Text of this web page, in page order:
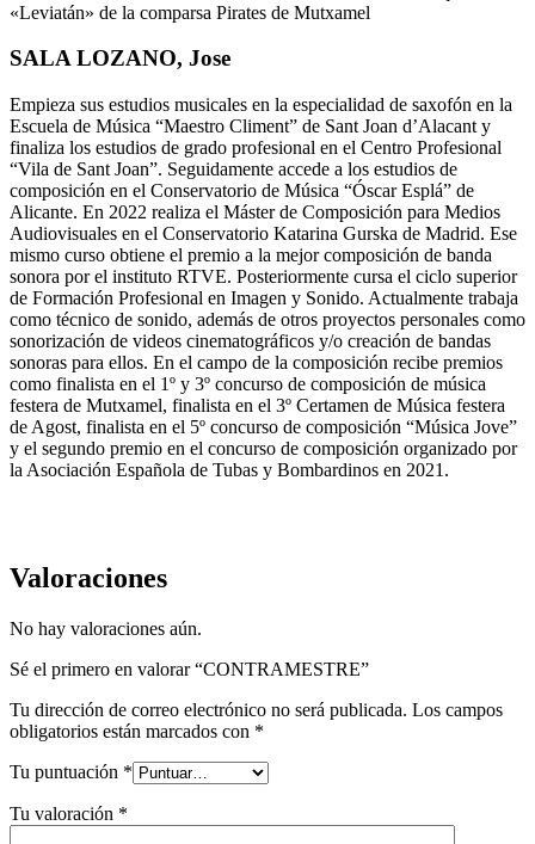
«Leviatán» de la comparsa Pirates de Mutxamel
SALA LOZANO, Jose
Empieza sus estudios musicales en la especialidad de saxofón en la
Escuela de Música “Maestro Climent” de Sant Joan d’Alacant y
finaliza los estudios de grado profesional en el Centro Profesional
“Vila de Sant Joan”. Seguidamente accede a los estudios de
composición en el Conservatorio de Música “Óscar Esplá” de
Alicante. En 2022 realiza el Máster de Composición para Medios
Audiovisuales en el Conservatorio Katarina Gurska de Madrid. Ese
mismo curso obtiene el premio a la mejor composición de banda
sonora por el instituto RTVE. Posteriormente cursa el ciclo superior
de Formación Profesional en Imagen y Sonido. Actualmente trabaja
como técnico de sonido, además de otros proyectos personales como
sonorización de videos cinematográficos y/o creación de bandas
sonoras para ellos. En el campo de la composición recibe premios
como finalista en el 1º y 3º concurso de composición de música
festera de Mutxamel, finalista en el 3º Certamen de Música festera
de Agost, finalista en el 5º concurso de composición “Música Jove”
y el segundo premio en el concurso de composición organizado por
la Asociación Española de Tubas y Bombardinos en 2021.
Valoraciones
No hay valoraciones aún.
Sé el primero en valorar “CONTRAMESTRE”
Tu dirección de correo electrónico no será publicada. Los campos
obligatorios están marcados con *
Tu puntuación *
Tu valoración *